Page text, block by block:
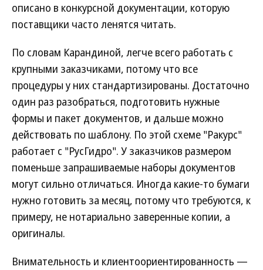
описано в конкурсной документации, которую
поставщики часто ленятся читать.
По словам Карандиной, легче всего работать с
крупными заказчиками, потому что все
процедуры у них стандартизированы. Достаточно
один раз разобраться, подготовить нужные
формы и пакет документов, и дальше можно
действовать по шаблону. По этой схеме "Ракурс"
работает с "РусГидро". У заказчиков размером
поменьше запрашиваемые наборы документов
могут сильно отличаться. Иногда какие-то бумаги
нужно готовить за месяц, потому что требуются, к
примеру, не нотариально заверенные копии, а
оригиналы.
Внимательность и клиентоориентированность —